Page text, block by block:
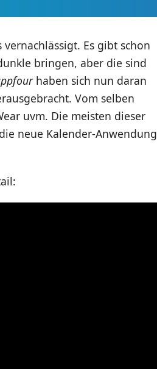
Es gibt schon
bringen, aber die sind
haben sich nun daran
Vom selben
uvm. Die meisten dieser
neue Kalender-Anwendung